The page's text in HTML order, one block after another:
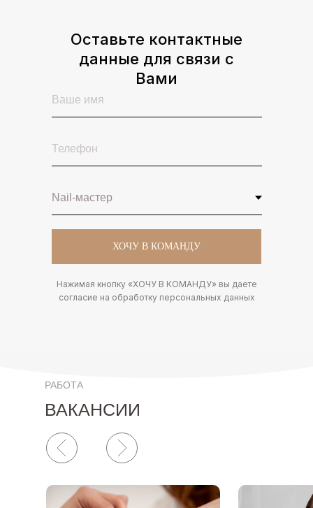
ВИЗИТ
Оставьте контактные
данные для связи с
Вами
ХОЧУ В КОМАНДУ
Нажимая кнопку «ХОЧУ В КОМАНДУ» вы даете
согласие на обработку персональных данных
РАБОТА
ВАКАНСИИ